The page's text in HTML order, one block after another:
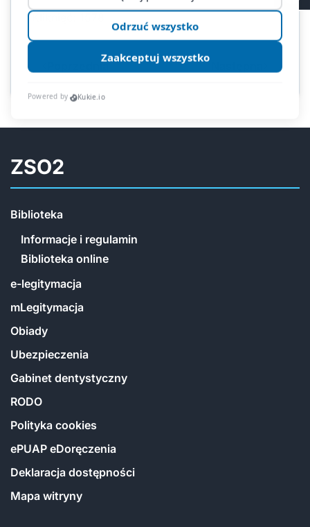
Poprzednia
ZSO2
Biblioteka
Informacje i regulamin
Biblioteka online
e-legitymacja
mLegitymacja
Obiady
Ubezpieczenia
Gabinet dentystyczny
RODO
Polityka cookies
ePUAP eDoręczenia
Deklaracja dostępności
Mapa witryny